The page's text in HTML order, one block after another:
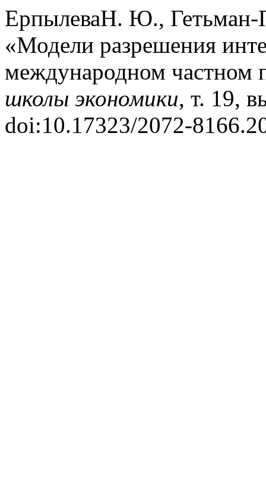
ЕрпылеваН. Ю., Гетьман-
«Модели разрешения
международном частном
школы экономики, т. 19,
doi:10.17323/2072-